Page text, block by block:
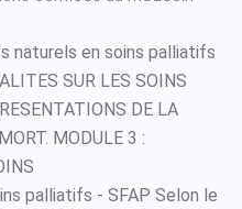
naturels en soins palliatifs
SUR LES SOINS
DE LA
MODULE 3 :
palliatifs - SFAP Selon le